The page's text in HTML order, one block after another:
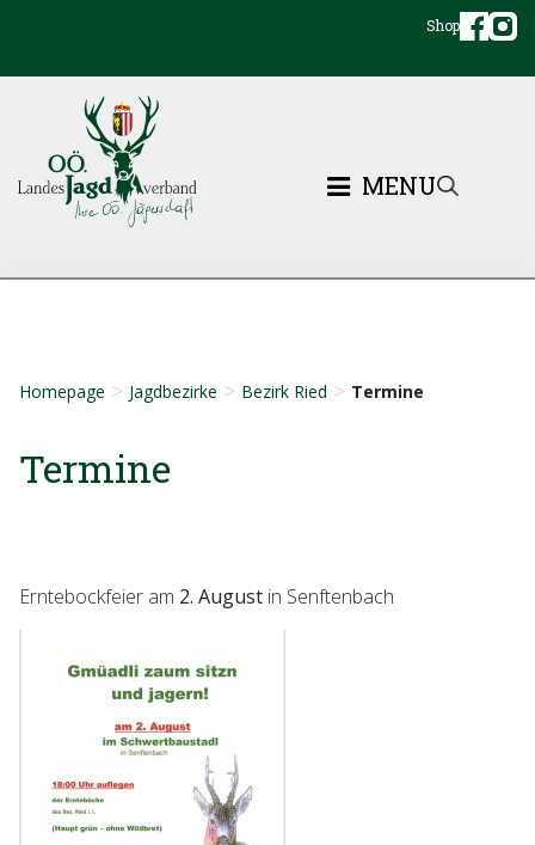
Shop
MENU
Homepage > Jagdbezirke > Bezirk Ried > Termine
Termine
Erntebockfeier am 2. August in Senftenbach